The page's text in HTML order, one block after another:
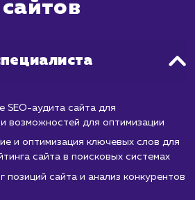
могут начать
в ТОП может
продвижения
включают в себя не
но и создание